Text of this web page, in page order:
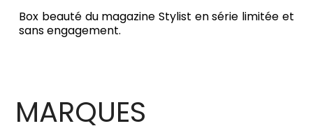
Box beauté du magazine Stylist en série limitée et
sans engagement.
MARQUES